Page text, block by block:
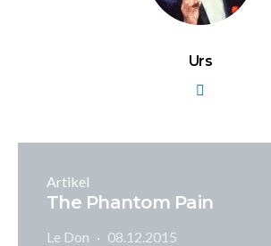
Urs
Artikel
The Phantom Pain
Le Don 08.12.2015